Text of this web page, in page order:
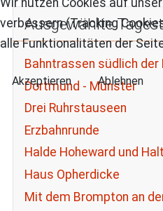
Ausgewählte
Bahntrassen südlich der
Dortmund - Münster
Drei Ruhrstauseen
Erzbahnrunde
Halde Hoheward und
Haus Opherdicke
Mit dem Brompton an
verbessern (Tracking
alle Funktionalitäten der
Akzeptieren Ablehnen